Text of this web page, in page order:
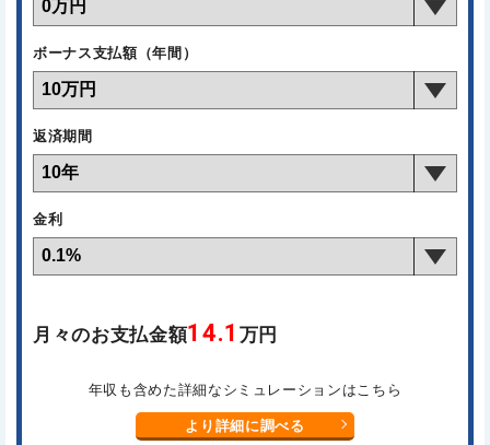
ボーナス支払額（年間）
返済期間
金利
月々のお支払金額14.1 万円
年収も含めた詳細なシミュレーションはこちら
より詳細に調べる